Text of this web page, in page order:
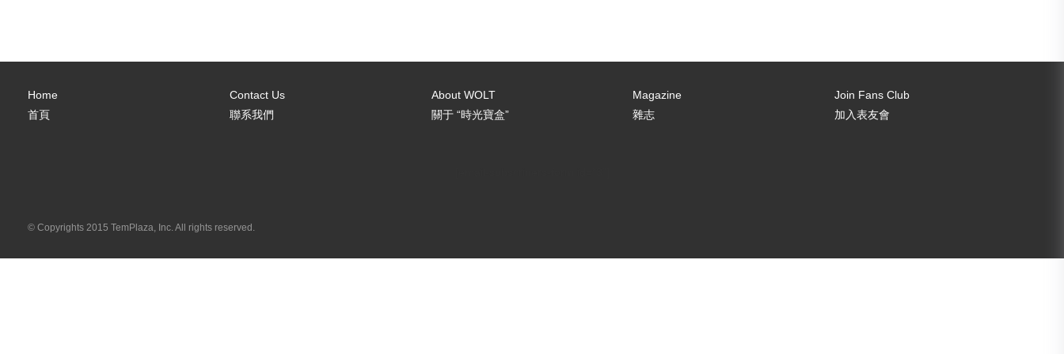
Home
首頁
Contact Us
聯系我們
About WOLT
關于 “時光寶盒”
Magazine
雜志
Join Fans Club
加入表友會
© Copyrights 2015 TemPlaza, Inc. All rights reserved.